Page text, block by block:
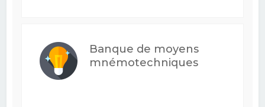
Banque de moyens
mnémotechniques